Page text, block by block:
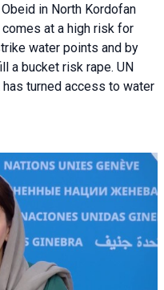
in North Kordofan
at a high risk for
water points and by
a bucket risk rape. UN
turned access to water